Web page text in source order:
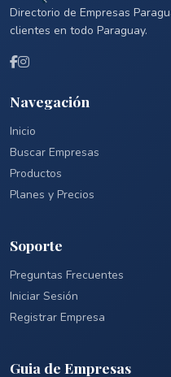
Directorio de Empresas
clientes en todo Paraguay.
Navegación
Inicio
Buscar Empresas
Productos
Planes y Precios
Soporte
Preguntas Frecuentes
Iniciar Sesión
Registrar Empresa
Guia de Empresas